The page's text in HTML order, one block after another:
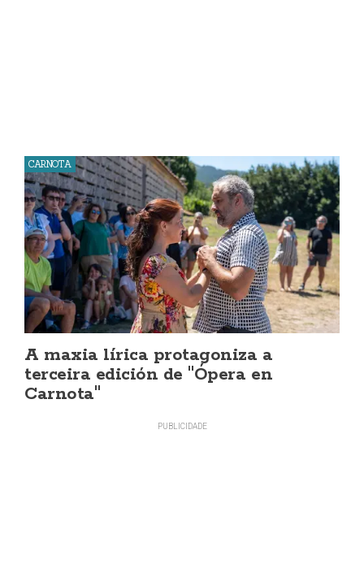
CARNOTA
A maxia lírica protagoniza a
terceira edición de "Ópera en
Carnota"